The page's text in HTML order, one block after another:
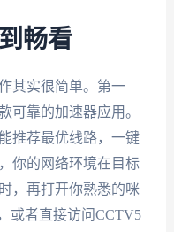
畅看
其实很简单。第一
可靠的加速器应用。
推荐最优线路，一键
你的网络环境在目标
，再打开你熟悉的咪
或者直接访问CCTV5